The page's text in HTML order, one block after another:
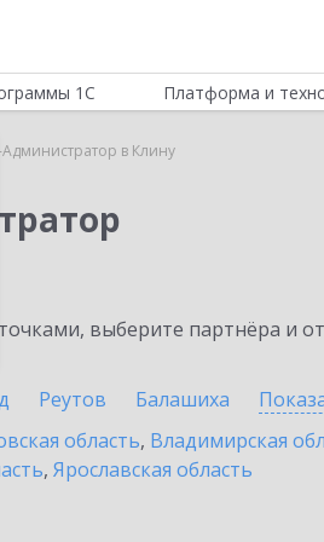
1С Платформа и
Администратор в Клину
выберите партнёра и
Реутов Балашиха
область, Владимирская
, Ярославская область